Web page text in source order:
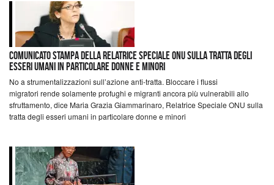
Comunicato Stampa della Relatrice Speciale ONU sulla tratta degli
esseri umani in particolare donne e minori
No a strumentalizzazioni sull’azione anti-tratta. Bloccare i flussi
migratori rende solamente profughi e migranti ancora più vulnerabili allo
sfruttamento, dice Maria Grazia Giammarinaro, Relatrice Speciale ONU sulla
tratta degli esseri umani in particolare donne e minori